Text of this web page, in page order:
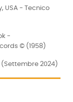
USA - Tecnico
-
© (1958)
2024)